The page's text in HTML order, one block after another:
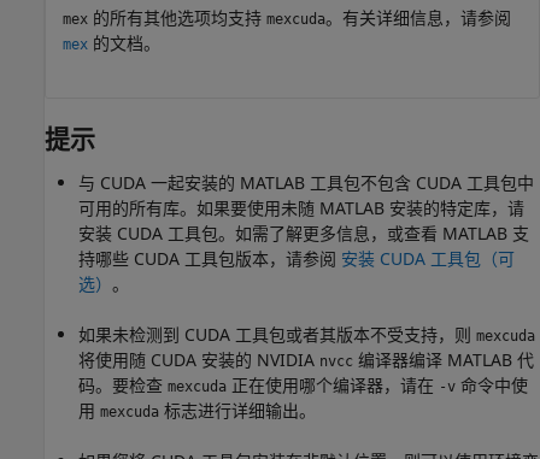
mex 的所有其他选项均支持 mexcuda。有关详细信息，请参阅
mex 的文档。
提示
与 CUDA 一起安装的 MATLAB 工具包不包含 CUDA 工具包中
可用的所有库。如果要使用未随 MATLAB 安装的特定库，请
安装 CUDA 工具包。如需了解更多信息，或查看 MATLAB 支
持哪些 CUDA 工具包版本，请参阅 安装 CUDA 工具包（可
选） 。
如果未检测到 CUDA 工具包或者其版本不受支持，则 mexcuda
将使用随 CUDA 安装的 NVIDIA nvcc 编译器编译 MATLAB 代
码。要检查 mexcuda 正在使用哪个编译器，请在 -v 命令中使
用 mexcuda 标志进行详细输出。